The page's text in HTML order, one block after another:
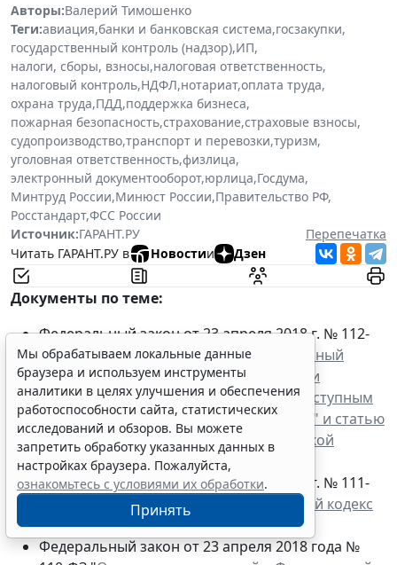
Авторы:Валерий Тимошенко
Теги:авиация,банки и банковская система,госзакупки,
государственный контроль (надзор),ИП,
налоги, сборы, взносы,налоговая ответственность,
налоговый контроль,НДФЛ,нотариат,оплата труда,
охрана труда,ПДД,поддержка бизнеса,
пожарная безопасность,страхование,страховые взносы,
судопроизводство,транспорт и перевозки,туризм,
уголовная ответственность,физлица,
электронный документооборот,юрлица,Госдума,
Минтруд России,Минюст России,Правительство РФ,
Росстандарт,ФСС России
Источник:ГАРАНТ.РУ
Перепечатка
Читать ГАРАНТ.РУ в
Новостии Дзен
Документы по теме:
Федеральный закон от 23 апреля 2018 г. № 112-
ФЗ "О внесении изменений в Федеральный
закон "О противодействии легализации
(отмыванию) доходов, полученных преступным
путем, и финансированию терроризма" и статью
13 Федерального закона "Об аудиторской
деятельности"
Федеральный закон от 23 апреля 2018 г. № 111-
О внесении изменений в Уголовный кодекс
Российской Федерации"
Федеральный закон от 23 апреля 2018 года №
Мы обрабатываем локальные данные
браузера и используем инструменты
аналитики в целях улучшения и обеспечения
работоспособности сайта, статистических
исследований и обзоров. Вы можете
настройках браузера. Пожалуйста,
ознакомьтесь с условиями их обработки
Принять
Erid: 4CQwVszH9pWwojUA9Q3 Реклама
Получите полный доступ к системе
ГАРАНТ бесплатно на 3 дня!
Получить доступ